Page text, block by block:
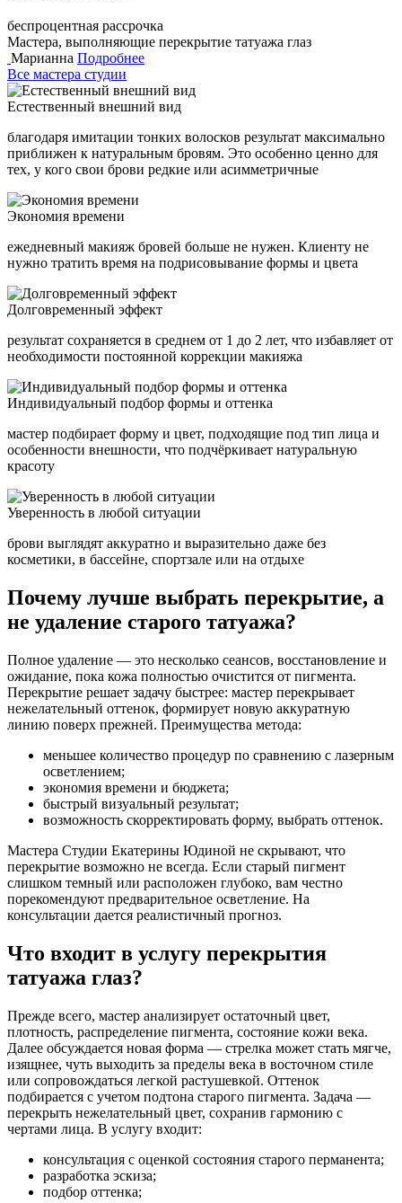
беспроцентная рассрочка
Мастера, выполняющие перекрытие татуажа глаз
Марианна Подробнее
Все мастера студии
Естественный внешний вид
благодаря имитации тонких волосков результат максимально
приближен к натуральным бровям. Это особенно ценно для
тех, у кого свои брови редкие или асимметричные
Экономия времени
ежедневный макияж бровей больше не нужен. Клиенту не
нужно тратить время на подрисовывание формы и цвета
Долговременный эффект
результат сохраняется в среднем от 1 до 2 лет, что избавляет от
необходимости постоянной коррекции макияжа
Индивидуальный подбор формы и оттенка
мастер подбирает форму и цвет, подходящие под тип лица и
особенности внешности, что подчёркивает натуральную
красоту
Уверенность в любой ситуации
брови выглядят аккуратно и выразительно даже без
косметики, в бассейне, спортзале или на отдыхе
Почему лучше выбрать перекрытие, а
не удаление старого татуажа?
Полное удаление — это несколько сеансов, восстановление и
ожидание, пока кожа полностью очистится от пигмента.
Перекрытие решает задачу быстрее: мастер перекрывает
нежелательный оттенок, формирует новую аккуратную
линию поверх прежней. Преимущества метода:
меньшее количество процедур по сравнению с лазерным
осветлением;
экономия времени и бюджета;
быстрый визуальный результат;
возможность скорректировать форму, выбрать оттенок.
Мастера Студии Екатерины Юдиной не скрывают, что
перекрытие возможно не всегда. Если старый пигмент
слишком темный или расположен глубоко, вам честно
порекомендуют предварительное осветление. На
консультации дается реалистичный прогноз.
Что входит в услугу перекрытия
татуажа глаз?
Прежде всего, мастер анализирует остаточный цвет,
плотность, распределение пигмента, состояние кожи века.
Далее обсуждается новая форма — стрелка может стать мягче,
изящнее, чуть выходить за пределы века в восточном стиле
или сопровождаться легкой растушевкой. Оттенок
подбирается с учетом подтона старого пигмента. Задача —
перекрыть нежелательный цвет, сохранив гармонию с
чертами лица. В услугу входит:
консультация с оценкой состояния старого перманента;
разработка эскиза;
подбор оттенка;